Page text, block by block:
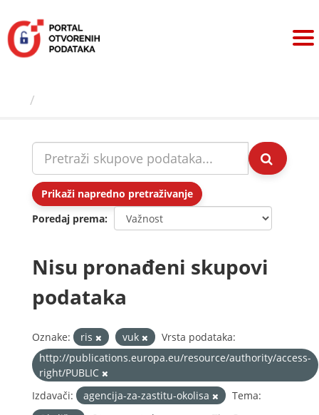
sadržaj
Prikaži napredno pretraživanje
Poredaj prema
Nisu pronađeni skupovi
podataka
Oznake: ris vuk
Vrsta podataka:
http://publications.europa.eu/resource/authority/access-
right/PUBLIC
Izdavači:
agencija-za-zastitu-okolisa
Tema: